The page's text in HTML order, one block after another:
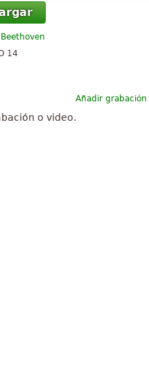
14
Añadir grabación
o video.